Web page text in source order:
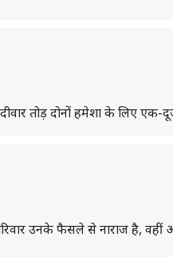
तोड़ दोनों हमेशा के लिए एक-
उनके फैसले से नाराज है, वहीं